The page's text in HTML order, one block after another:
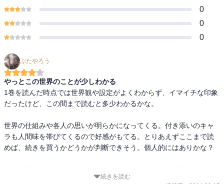
0
0
0
ぶたやろう
やっとこの世界のことが少しわかる
1巻を読んだ時点では世界観や設定がよくわからず、イマイチな印象
だったけど、この間まで読むと多少わかるかな。
世界の仕組みや各人の思いが明らかになってくる。付き添いのキャ
ラも人間味を帯びてくるので好感がもてる。とりあえずここまで読
めば、続きを買うかどうかが判断できそう。個人的にはありかな？
続きを読む